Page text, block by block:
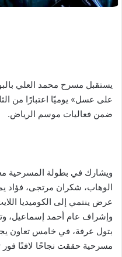
يستقبل مسرح محمد العلي
ضمن فعاليات موسم الرياض.
ويشارك في بطولة المسرحية
الوهاب، شكران مرتجى، فؤاد
عرض ينتمي إلى الكوميديا
وإشراف عام أحمد إسماعيل،
بتول عرفة، في خامس تعاون
مسرحية حققت نجاحًا لافتًا